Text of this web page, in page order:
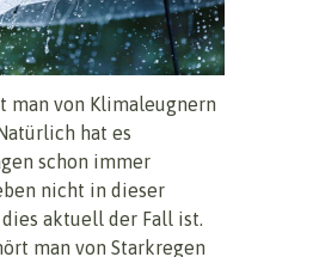
man von Klimaleugnern
hat es
schon immer
nicht in dieser
aktuell der Fall ist.
man von Starkregen